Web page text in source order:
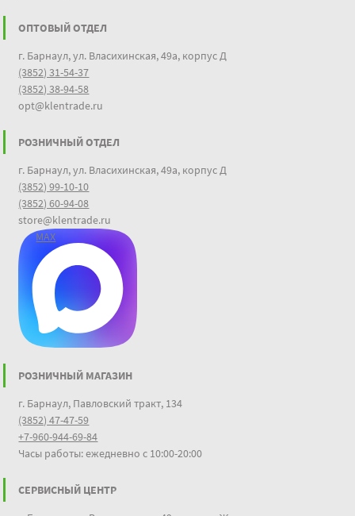
ОПТОВЫЙ ОТДЕЛ
г. Барнаул, ул. Власихинская, 49а, корпус Д
(3852) 31-54-37
(3852) 38-94-58
opt@klentrade.ru
РОЗНИЧНЫЙ ОТДЕЛ
г. Барнаул, ул. Власихинская, 49а, корпус Д
(3852) 99-10-10
(3852) 60-94-08
store@klentrade.ru
MAX
РОЗНИЧНЫЙ МАГАЗИН
г. Барнаул, Павловский тракт, 134
(3852) 47-47-59
+7-960-944-69-84
Часы работы: ежедневно с 10:00-20:00
СЕРВИСНЫЙ ЦЕНТР